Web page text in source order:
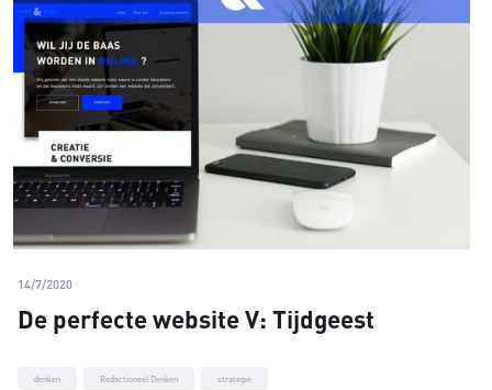
denken Redactioneel Denken strategie
14/7/2020
De perfecte website V: Tijdgeest